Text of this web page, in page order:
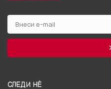
СЛЕДИ НЀ